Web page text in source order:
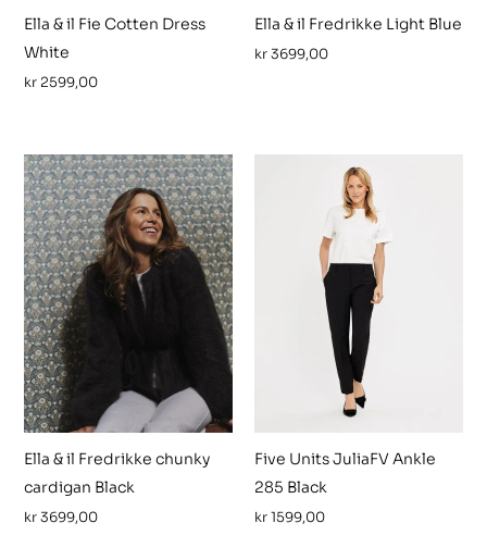
Ella & il Fie Cotten Dress
White
kr2599,00
Ella & il Fredrikke Light Blue
kr3699,00
Ella & il Fredrikke chunky
cardigan Black
kr3699,00
Five Units JuliaFV Ankle
285 Black
kr1599,00